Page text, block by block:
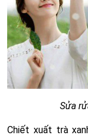
Sửa
Chiết xuất trà